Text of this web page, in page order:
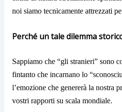
noi siamo tecnicamente attrezzati
Perché un tale dilemma
Sappiamo che “gli stranieri” sono
fintanto che incarnano lo
l’emozione che genererà la nostra
vostri rapporti su scala mondiale.